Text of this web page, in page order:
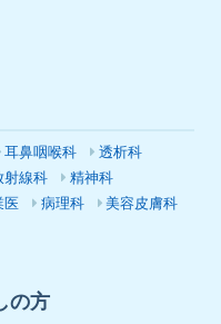
耳鼻咽喉科
透析科
射線科
精神科
医 病理科
美容皮膚科
の方